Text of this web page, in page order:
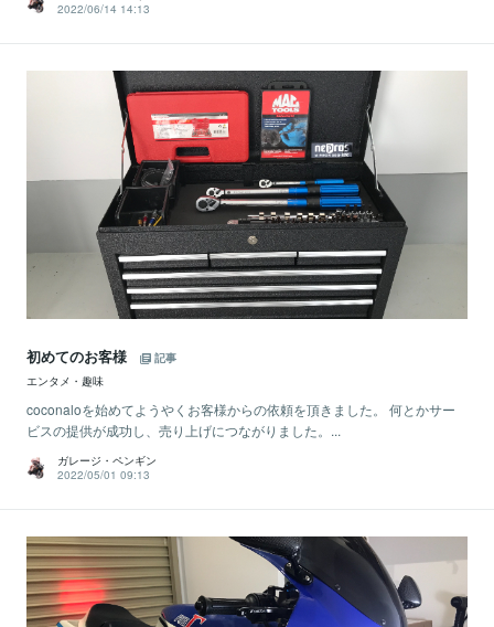
2022/06/14 14:13
初めてのお客様
記事
エンタメ・趣味
coconaloを始めてようやくお客様からの依頼を頂きました。 何とかサー
ビスの提供が成功し、売り上げにつながりました。...
ガレージ・ペンギン
2022/05/01 09:13